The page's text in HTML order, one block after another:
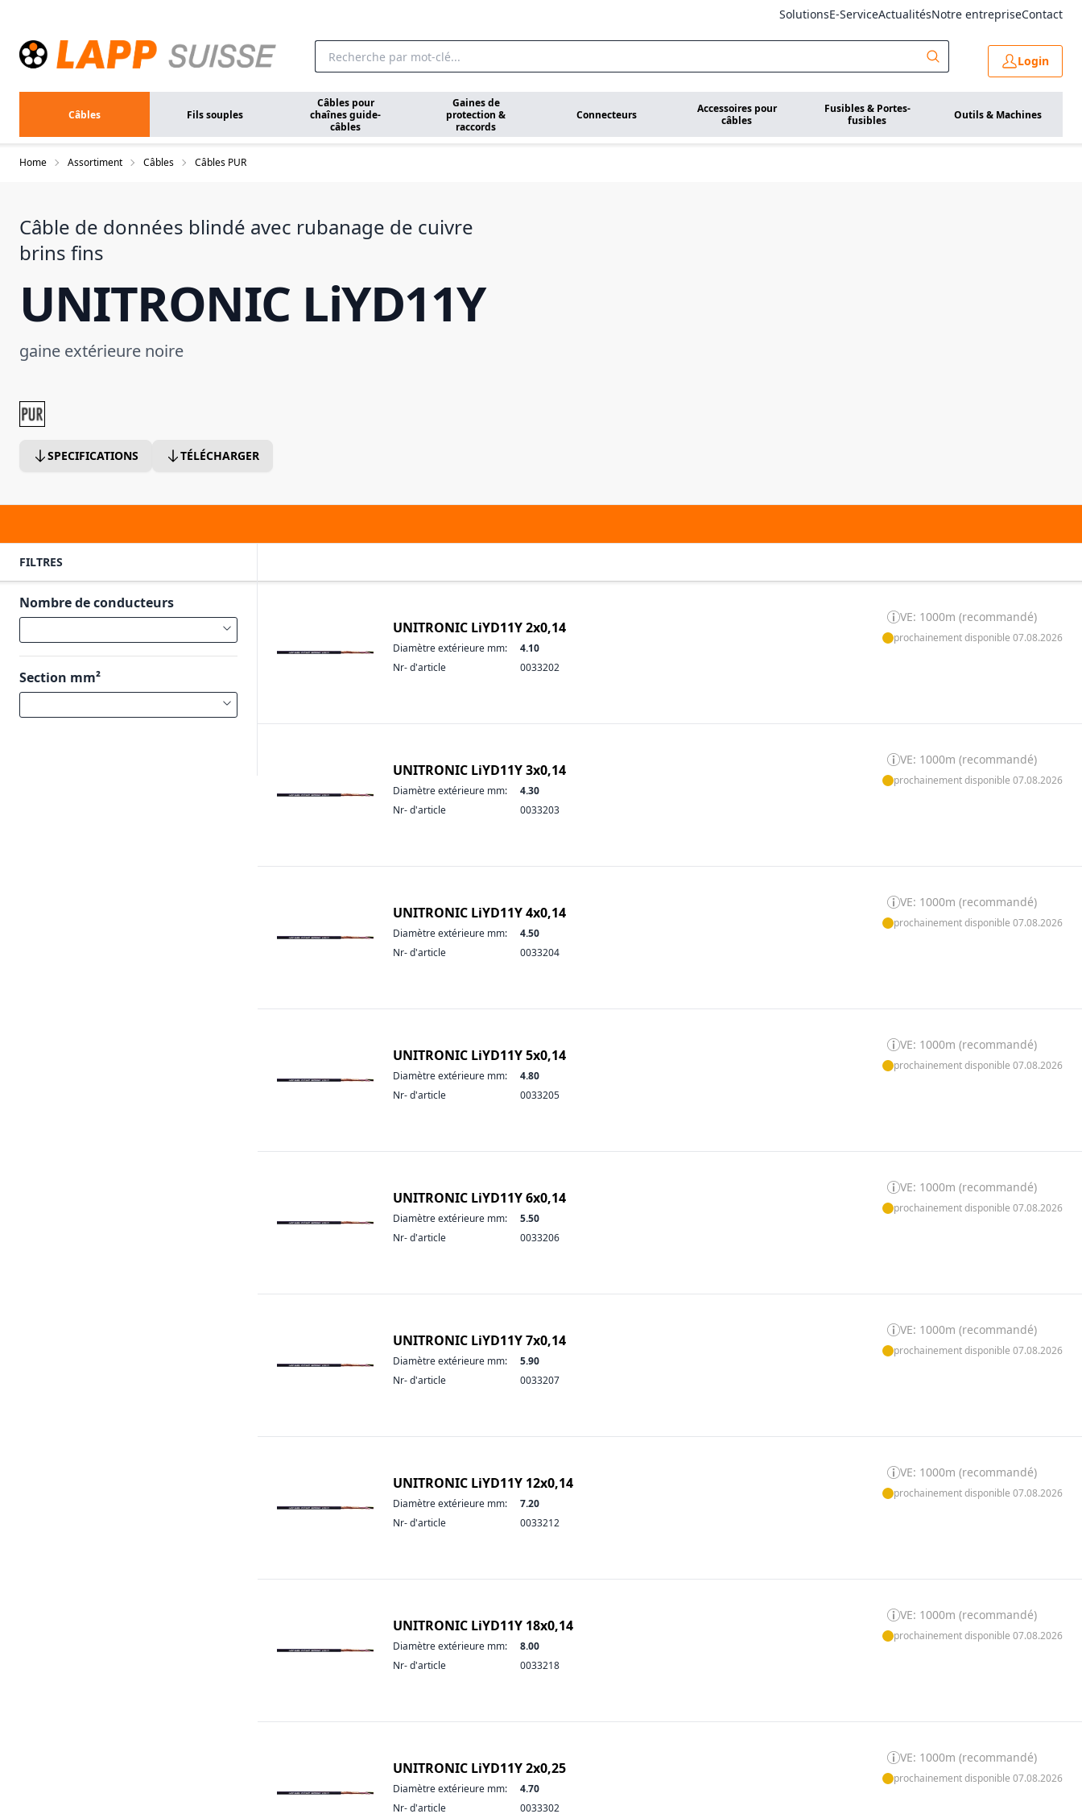
SolutionsE-ServiceActualitésNotre entrepriseContact
Login
Câbles Fils souples
Câbles pour
chaînes guide-
câbles
Gaines de
protection &
raccords
Connecteurs
Accessoires pour
câbles
Fusibles & Portes-
fusibles
Outils & Machines
Home Assortiment Câbles Câbles PUR
Câble de données blindé avec rubanage de cuivre
brins fins
UNITRONIC LiYD11Y
gaine extérieure noire
SPECIFICATIONS TÉLÉCHARGER
UNITRONIC LiYD11Y 2x0,14
Diamètre extérieure mm:
4.10
Nr- d'article
0033202
VE: 1000m (recommandé)
prochainement disponible 07.08.2026
UNITRONIC LiYD11Y 3x0,14
Diamètre extérieure mm:
4.30
Nr- d'article
0033203
VE: 1000m (recommandé)
prochainement disponible 07.08.2026
UNITRONIC LiYD11Y 4x0,14
Diamètre extérieure mm:
4.50
Nr- d'article
0033204
VE: 1000m (recommandé)
prochainement disponible 07.08.2026
UNITRONIC LiYD11Y 5x0,14
Diamètre extérieure mm:
4.80
Nr- d'article
0033205
VE: 1000m (recommandé)
prochainement disponible 07.08.2026
UNITRONIC LiYD11Y 6x0,14
Diamètre extérieure mm:
5.50
Nr- d'article
0033206
VE: 1000m (recommandé)
prochainement disponible 07.08.2026
UNITRONIC LiYD11Y 7x0,14
Diamètre extérieure mm:
5.90
Nr- d'article
0033207
VE: 1000m (recommandé)
prochainement disponible 07.08.2026
UNITRONIC LiYD11Y 12x0,14
Diamètre extérieure mm:
7.20
Nr- d'article
0033212
VE: 1000m (recommandé)
prochainement disponible 07.08.2026
UNITRONIC LiYD11Y 18x0,14
Diamètre extérieure mm:
8.00
Nr- d'article
0033218
VE: 1000m (recommandé)
prochainement disponible 07.08.2026
UNITRONIC LiYD11Y 2x0,25
Diamètre extérieure mm:
4.70
Nr- d'article
0033302
VE: 1000m (recommandé)
prochainement disponible 07.08.2026
FILTRES
Nombre de conducteurs
Section mm²